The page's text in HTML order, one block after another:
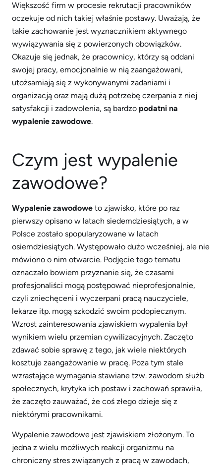
Większość firm w procesie rekrutacji pracowników
oczekuje od nich takiej właśnie postawy. Uważają, że
takie zachowanie jest wyznacznikiem aktywnego
wywiązywania się z powierzonych obowiązków.
Okazuje się jednak, że pracownicy, którzy są oddani
swojej pracy, emocjonalnie w nią zaangażowani,
utożsamiają się z wykonywanymi zadaniami i
organizacją oraz mają dużą potrzebę czerpania z niej
satysfakcji i zadowolenia, są bardzo podatni na
wypalenie zawodowe.
Czym jest wypalenie
zawodowe?
Wypalenie zawodowe to zjawisko, które po raz
pierwszy opisano w latach siedemdziesiątych, a w
Polsce zostało spopularyzowane w latach
osiemdziesiątych. Występowało dużo wcześniej, ale nie
mówiono o nim otwarcie. Podjęcie tego tematu
oznaczało bowiem przyznanie się, że czasami
profesjonaliści mogą postępować nieprofesjonalnie,
czyli zniechęceni i wyczerpani pracą nauczyciele,
lekarze itp. mogą szkodzić swoim podopiecznym.
Wzrost zainteresowania zjawiskiem wypalenia był
wynikiem wielu przemian cywilizacyjnych. Zaczęto
zdawać sobie sprawę z tego, jak wiele niektórych
kosztuje zaangażowanie w pracę. Poza tym stale
wzrastające wymagania stawiane tzw. zawodom służb
społecznych, krytyka ich postaw i zachowań sprawiła,
że zaczęto zauważać, że coś złego dzieje się z
niektórymi pracownikami.
Wypalenie zawodowe jest zjawiskiem złożonym. To
jedna z wielu możliwych reakcji organizmu na
chroniczny stres związanych z pracą w zawodach,